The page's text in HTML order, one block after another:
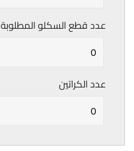
عدد قطع السكلو المطلوبة
عدد الكراتين